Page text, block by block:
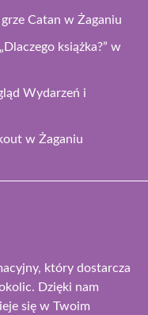
Catan w Żaganiu
książka?” w
Wydarzeń i
w Żaganiu
który dostarcza
Dzięki nam
się w Twoim